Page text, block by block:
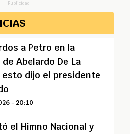
Publicidad
a Petro en la
Abelardo De La
esto dijo el presidente
- 20:10
el Himno Nacional y